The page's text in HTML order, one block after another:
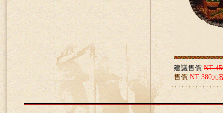
建議售價:NT
售價:NT 380元